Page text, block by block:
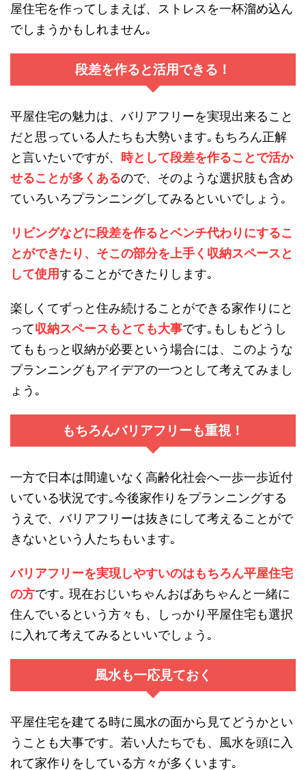
屋住宅を作ってしまえば、ストレスを一杯溜め込ん
でしまうかもしれません｡
段差を作ると活用できる！
平屋住宅の魅力は、バリアフリーを実現出来ること
だと思っている人たちも大勢います｡もちろん正解
と言いたいですが、 時として段差を作ることで活か
せることが多くあるので、そのような選択肢も含め
ていろいろプランニングしてみるといいでしょう｡
リビングなどに段差を作るとベンチ代わりにするこ
とができたり、そこの部分を上手く収納スペースと
して使用することができたりします｡
楽しくてずっと住み続けることができる家作りにと
って収納スペースもとても大事です｡もしもどうし
てももっと収納が必要という場合には、このような
プランニングもアイデアの一つとして考えてみまし
ょう｡
もちろんバリアフリーも重視！
一方で日本は間違いなく高齢化社会へ一歩一歩近付
いている状況です｡今後家作りをプランニングする
うえで、バリアフリーは抜きにして考えることがで
きないという人たちもいます｡
バリアフリーを実現しやすいのはもちろん平屋住宅
の方です｡ 現在おじいちゃんおばあちゃんと一緒に
住んでいるという方々も、しっかり平屋住宅も選択
に入れて考えてみるといいでしょう｡
風水も一応見ておく
平屋住宅を建てる時に風水の面から見てどうかとい
うことも大事です。若い人たちでも、風水を頭に入
れて家作りをしている方々が多くいます｡